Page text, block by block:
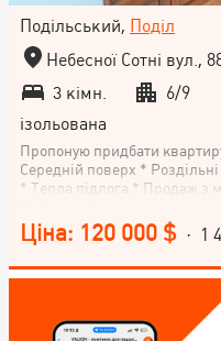
Подільський, Поділ
Небесної Сотні вул.,
3 кімн.
6/9
ізольована
Пропоную придбати
Середній поверх *
* Тепла підлога * Продаж з
Ціна: 120 000 $ · 1